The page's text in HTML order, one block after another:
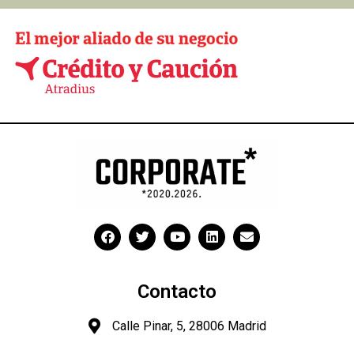
Contacto
Calle Pinar, 5, 28006 Madrid